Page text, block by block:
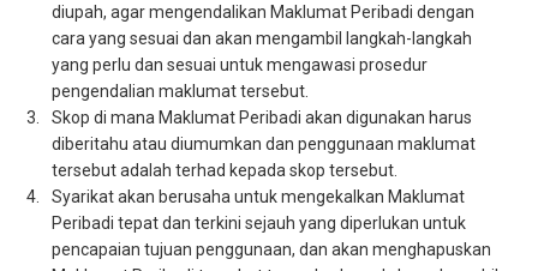
diupah, agar mengendalikan Maklumat Peribadi dengan
cara yang sesuai dan akan mengambil langkah-langkah
yang perlu dan sesuai untuk mengawasi prosedur
pengendalian maklumat tersebut.
Skop di mana Maklumat Peribadi akan digunakan harus
diberitahu atau diumumkan dan penggunaan maklumat
tersebut adalah terhad kepada skop tersebut.
Syarikat akan berusaha untuk mengekalkan Maklumat
Peribadi tepat dan terkini sejauh yang diperlukan untuk
pencapaian tujuan penggunaan, dan akan menghapuskan